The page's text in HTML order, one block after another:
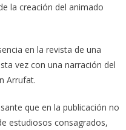
la creación del animado
en la revista de una
vez con una narración del
Arrufat.
que en la publicación no
estudiosos consagrados,